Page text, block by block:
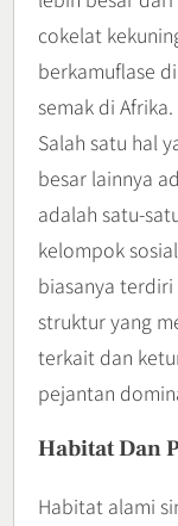
cokelat
berkamuflase
semak di Afrika.
Salah satu hal
besar lainnya
adalah satu-
kelompok
biasanya
struktur yang
terkait dan
pejantan
Habitat Dan
Habitat alami